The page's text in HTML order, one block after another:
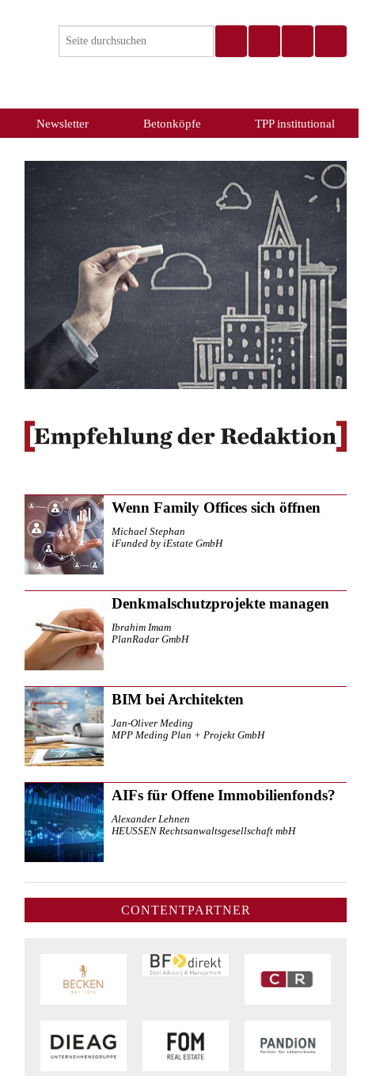
Newsletter Betonköpfe TPP institutional
Wenn Family Offices sich öffnen
Michael Stephan
iFunded by iEstate GmbH
Denkmalschutzprojekte managen
Ibrahim Imam
PlanRadar GmbH
BIM bei Architekten
Jan-Oliver Meding
MPP Meding Plan + Projekt GmbH
AIFs für Offene Immobilienfonds?
Alexander Lehnen
HEUSSEN Rechtsanwaltsgesellschaft mbH
CONTENTPARTNER